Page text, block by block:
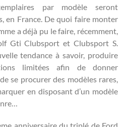
par modèle seront
en France. De quoi faire monter
a déjà pu le faire, récemment,
Gti Clubsport et Clubsport S.
tendance à savoir, produire
limitées afin de donner
se procurer des modèles rares,
en disposant d’un modèle